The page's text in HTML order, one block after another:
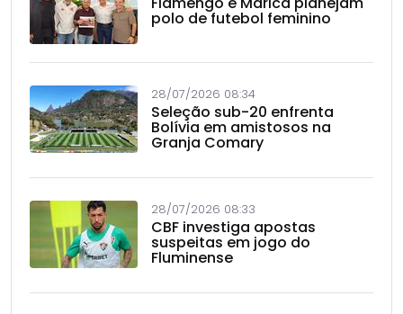
polo de futebol feminino
28/07/2026 08:34
Seleção sub-20 enfrenta
Bolívia em amistosos na
Granja Comary
28/07/2026 08:33
CBF investiga apostas
suspeitas em jogo do
Fluminense